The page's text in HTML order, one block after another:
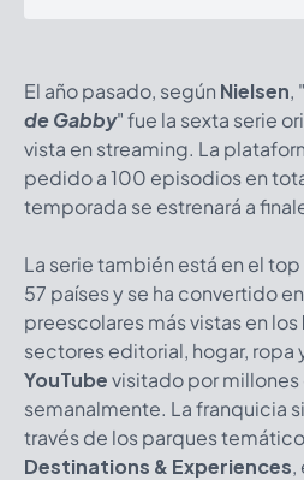
El año pasado, según Nielsen, "
de Gabby" fue la sexta serie
vista en streaming. La
pedido a 100 episodios en
temporada se estrenará a
La serie también está en el
57 países y se ha convertido
preescolares más vistas en los
sectores editorial, hogar, ropa
YouTubevisitado por
semanalmente. La franquicia
través de los parques
Destinations & Experiences,